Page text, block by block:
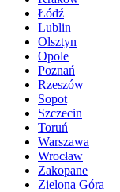
Łódź
Lublin
Olsztyn
Opole
Poznań
Rzeszów
Sopot
Szczecin
Toruń
Warszawa
Wrocław
Zakopane
Zielona Góra